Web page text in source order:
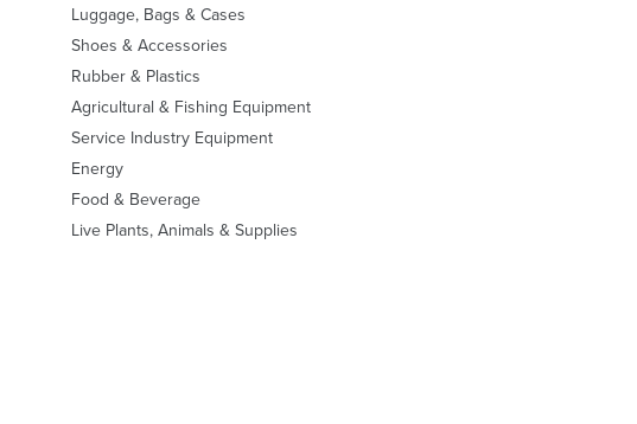
Luggage, Bags & Cases
Shoes & Accessories
Rubber & Plastics
Agricultural & Fishing Equipment
Service Industry Equipment
Energy
Food & Beverage
Live Plants, Animals & Supplies